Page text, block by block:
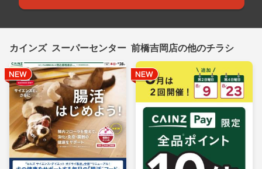
カインズ スーパーセンター 前橋吉岡店の他のチラシ